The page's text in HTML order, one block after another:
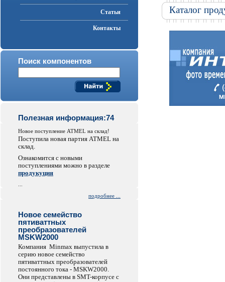
Статьи
Контакты
Поиск компонентов
Полезная информация:74
Новое поступление ATMEL на склад!
Поступила новая партия ATMEL на
склад.
Ознакомится с новыми
поступлениями можно в разделе
продукуция
подробнее ...
Новое семейство
пятиваттных
преобразователей
MSKW2000
Компания Minmax выпустила в
серию новое семейство
пятиваттных преобразователей
постоянного тока - MSKW2000.
Они представлены в SMT-корпусе с
Каталог